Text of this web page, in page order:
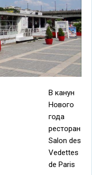
В канун
Нового
года
ресторан
Salon des
Vedettes
de Paris